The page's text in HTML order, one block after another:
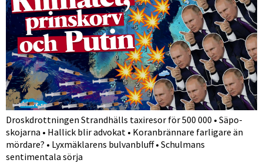
Droskdrottningen Strandhälls taxiresor för 500 000 • Säpo-
skojarna • Hallick blir advokat • Koranbrännare farligare än
mördare? • Lyxmäklarens bulvanbluff • Schulmans
sentimentala sörja